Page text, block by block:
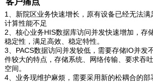
1、新院区业务快速增长，原有设备已经无法
计算性能不足
2、核心业务HIS数据库访问并发快速增加，存
稳定性，满足高效、稳定特性。
3、PACS数据访问并发较低，需要存储IO并发
件较大的特点，存储系统、网络传输、要求吞
空间。
4、业务现维护麻烦，需要采用新的松耦合的